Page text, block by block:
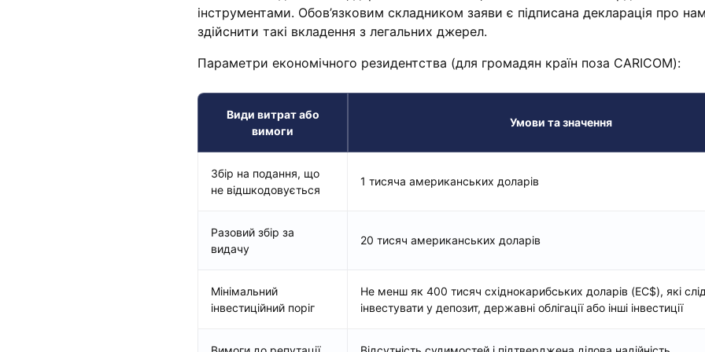
інструментами. Обов’язковим складником заяви є підписана декларація про
здійснити такі вкладення з легальних джерел.
Параметри економічного резидентства (для громадян країн поза CARICOM):
Види витрат або
вимоги
Умови та значення
Збір на подання, що
не відшкодовується
1 тисяча американських доларів
Разовий збір за
видачу
20 тисяч американських доларів
Мінімальний
інвестиційний поріг
Не менш як 400 тисяч східнокарибських доларів (EC$), які
інвестувати у депозит, державні облігації або інші інвестиції